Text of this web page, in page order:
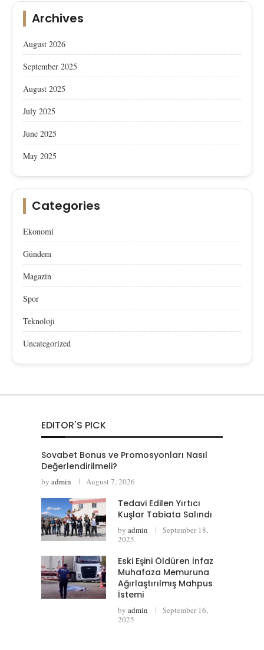
Archives
August 2026
September 2025
August 2025
July 2025
June 2025
May 2025
Categories
Ekonomi
Gündem
Magazin
Spor
Teknoloji
Uncategorized
EDITOR'S PICK
Sovabet Bonus ve Promosyonları Nasıl
Değerlendirilmeli?
by admin August 7, 2026
Tedavi Edilen Yırtıcı
Kuşlar Tabiata Salındı
by admin
September 18,
2025
Eski Eşini Öldüren İnfaz
Muhafaza Memuruna
Ağırlaştırılmış Mahpus
İstemi
by admin
September 16,
2025